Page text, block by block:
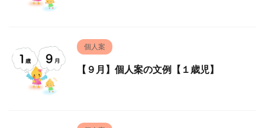
個人案
【９月】個人案の文例【１歳児】